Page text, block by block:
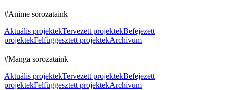
#Anime sorozataink
Aktuális projektekTervezett projektekBefejezett
projektekFelfüggesztett projektekArchívum
#Manga sorozataink
Aktuális projektekTervezett projektekBefejezett
projektekFelfüggesztett projektekArchívum